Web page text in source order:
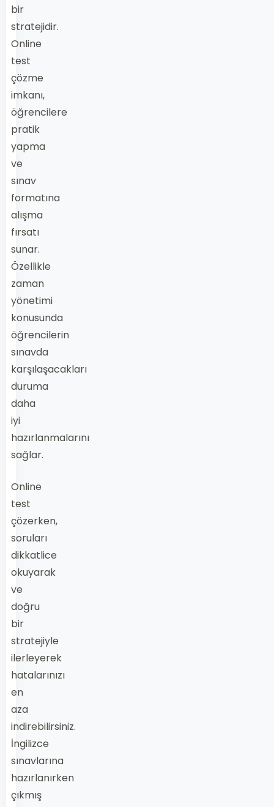
bir
stratejidir.
Online
test
çözme
imkanı,
öğrencilere
pratik
yapma
ve
sınav
formatına
alışma
fırsatı
sunar.
Özellikle
zaman
yönetimi
konusunda
öğrencilerin
sınavda
karşılaşacakları
duruma
daha
iyi
hazırlanmalarını
sağlar.
Online
test
çözerken,
soruları
dikkatlice
okuyarak
ve
doğru
bir
stratejiyle
ilerleyerek
hatalarınızı
en
aza
indirebilirsiniz.
İngilizce
sınavlarına
hazırlanırken
çıkmış